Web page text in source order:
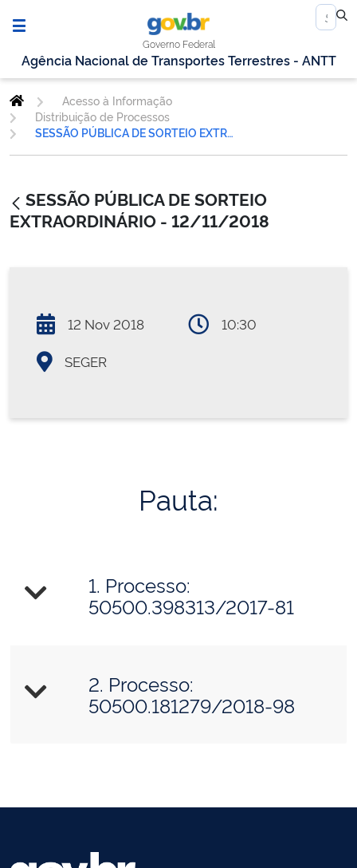
Governo Federal
Agência Nacional de Transportes Terrestres - ANTT
Acesso à Informação
Distribuição de Processos
SESSÃO PÚBLICA DE SORTEIO EXTRAORDINÁRIO - 12/11/2018
SESSÃO PÚBLICA DE SORTEIO
EXTRAORDINÁRIO - 12/11/2018
12 Nov 2018 10:30
SEGER
Pauta:
1. Processo:
50500.398313/2017-81
2. Processo:
50500.181279/2018-98